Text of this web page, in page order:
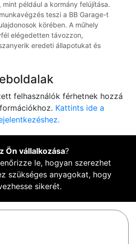
például a kormány felújítása.
teszi a BB Garage-t
körében. A műhely
elégedetten távozzon,
eredeti állapotukat és
felhasználók férhetnek hozzá
Kattints ide a
Ön vállalkozása?
le, hogyan szerezhet
szükséges anyagokat, hogy
sikerét.